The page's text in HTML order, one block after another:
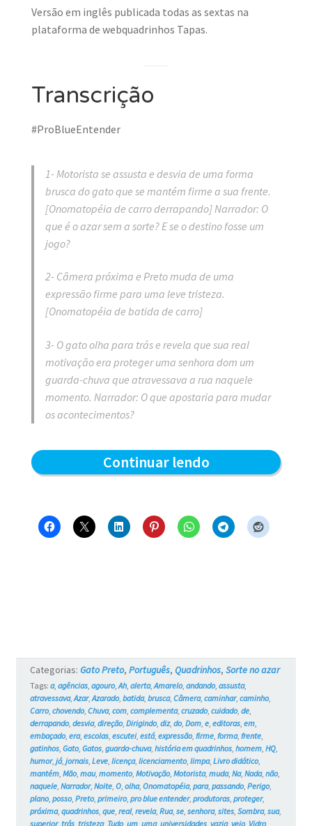
Versão em inglês publicada todas as sextas na
plataforma de webquadrinhos Tapas.
Transcrição
#ProBlueEntender
1- Motorista se assusta e desvia de uma forma
brusca do gato que se mantém firme a sua frente.
[Onomatopéia de carro derrapando] Narrador: O
que é o azar sem a sorte? E se o destino fosse um
jogo?
2- Câmera próxima e Preto muda de uma
expressão firme para uma leve tristeza.
[Onomatopéia de batida de carro]
3- O gato olha para trás e revela que sua real
motivação era proteger uma senhora dom um
guarda-chuva que atravessava a rua naquele
momento. Narrador: O que apostaria para mudar
os acontecimentos?
Continuar lendoGato
no
Categorias: Gato Preto, Português, Quadrinhos, Sorte no azar
Tags: a, agências, agouro,Ah, alerta,Amarelo, andando, assusta,
atravessava,Azar,Azarado, batida, brusca, Câmera, caminhar, caminho,
Carro, chovendo, Chuva, com, complementa, cruzado, cuidado, de,
derrapando, desvia, direção, Dirigindo, diz, do, Dom, e, editoras, em,
embaçado, era, escolas, escutei, está, expressão, firme, forma, frente,
gatinhos, Gato, Gatos, guarda-chuva, história em quadrinhos, homem, HQ,
humor, já, jornais, Leve, licença, licenciamento, limpa, Livro didático,
mantém, Mão, mau, momento, Motivação, Motorista, muda, Na, Nada, não,
naquele, Narrador, Noite, O, olha, Onomatopéia, para, passando, Perigo,
plano, posso, Preto, primeiro, pro blue entender, produtoras, proteger,
próxima, quadrinhos, que, real, revela, Rua, se, senhora, sites, Sombra, sua,
superior, trás, tristeza, Tudo, um, uma, universidades, vazia, vejo, Vidro,